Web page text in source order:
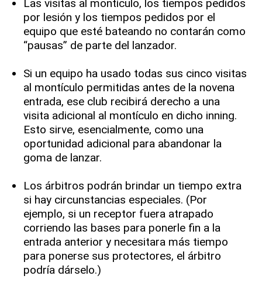
Las visitas al montículo, los tiempos pedidos
por lesión y los tiempos pedidos por el
equipo que esté bateando no contarán como
“pausas” de parte del lanzador.
Si un equipo ha usado todas sus cinco visitas
al montículo permitidas antes de la novena
entrada, ese club recibirá derecho a una
visita adicional al montículo en dicho inning.
Esto sirve, esencialmente, como una
oportunidad adicional para abandonar la
goma de lanzar.
Los árbitros podrán brindar un tiempo extra
si hay circunstancias especiales. (Por
ejemplo, si un receptor fuera atrapado
corriendo las bases para ponerle fin a la
entrada anterior y necesitara más tiempo
para ponerse sus protectores, el árbitro
podría dárselo.)